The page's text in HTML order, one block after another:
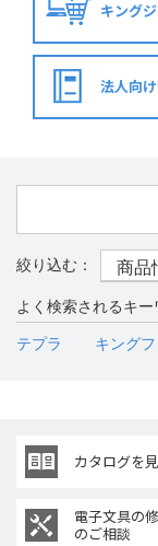
キング
法人向
よく検索されるキー
テプラ キング
カタログを
電子文具の
のご相談